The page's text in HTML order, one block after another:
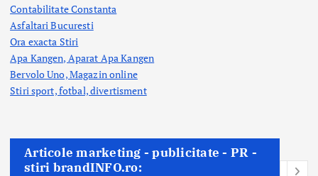
Contabilitate Constanta
Asfaltari Bucuresti
Ora exacta Stiri
Apa Kangen, Aparat Apa Kangen
Bervolo Uno, Magazin online
Stiri sport, fotbal,divertisment
Articole marketing - publicitate - PR -
stiri brandINFO.ro: